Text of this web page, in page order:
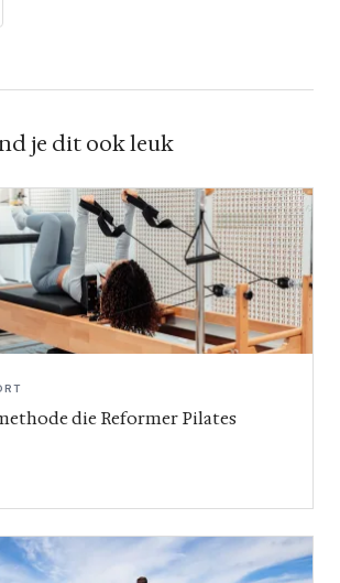
je dit ook leuk
die Reformer Pilates